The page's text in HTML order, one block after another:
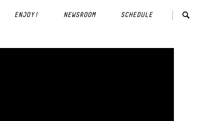
ENJOY! NEWSROOM SCHEDULE